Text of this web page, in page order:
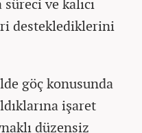
ve kalıcı
desteklediklerini
göç konusunda
işaret
düzensiz